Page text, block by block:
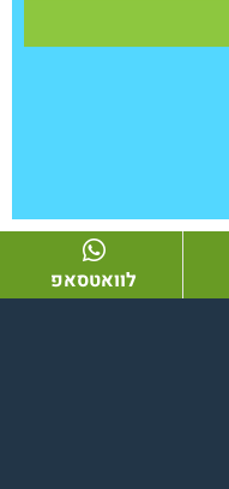
לוואטסאפ